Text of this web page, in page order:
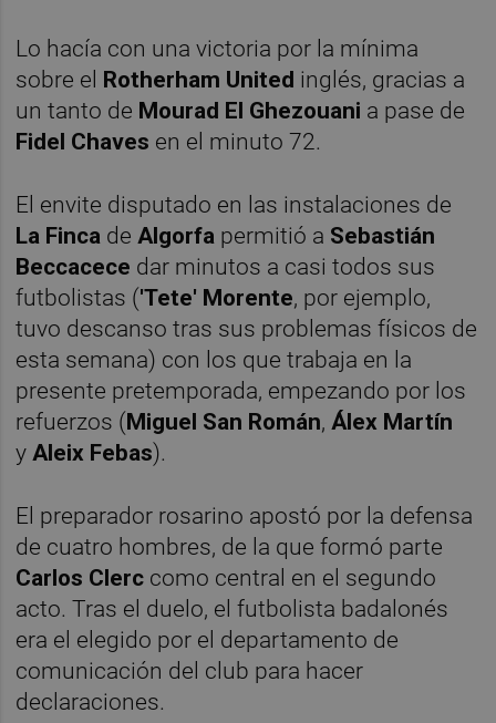
Lo hacía con una victoria por la mínima
sobre el Rotherham United inglés, gracias a
un tanto de Mourad El Ghezouani a pase de
Fidel Chaves en el minuto 72.
El envite disputado en las instalaciones de
La Finca de Algorfa permitió a Sebastián
Beccacece dar minutos a casi todos sus
futbolistas ('Tete' Morente, por ejemplo,
tuvo descanso tras sus problemas físicos de
esta semana) con los que trabaja en la
presente pretemporada, empezando por los
refuerzos (Miguel San Román, Álex Martín
y Aleix Febas).
El preparador rosarino apostó por la defensa
de cuatro hombres, de la que formó parte
Carlos Clerc como central en el segundo
acto. Tras el duelo, el futbolista badalonés
era el elegido por el departamento de
comunicación del club para hacer
declaraciones.